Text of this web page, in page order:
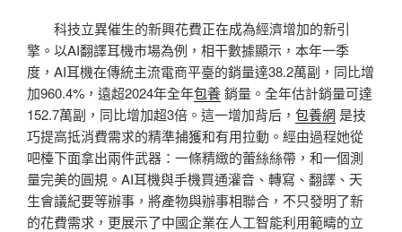
科技立異催生的新興花費正在成為經濟增加的新引
擎。以AI翻譯耳機市場為例，相干數據顯示，本年一季
度，AI耳機在傳統主流電商平臺的銷量達38.2萬副，同比增
加960.4%，遠超2024年全年包養銷量。全年估計銷量可達
152.7萬副，同比增加超3倍。這一增加背后， 包養網 是技
巧提高抵消費需求的精準捕獲和有用拉動。經由過程她從
吧檯下面拿出兩件武器：一條精緻的蕾絲絲帶，和一個測
量完美的圓規。AI耳機與手機買通灌音、轉寫、翻譯、天
生會議紀要等辦事，將產物與辦事相聯合，不只發明了新
的花費需求，更展示了中國企業在人工智能利用範疇的立